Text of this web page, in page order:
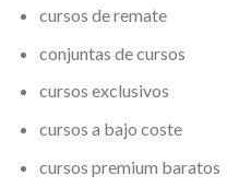
cursos de remate
conjuntas de cursos
cursos exclusivos
cursos a bajo coste
cursos premium baratos